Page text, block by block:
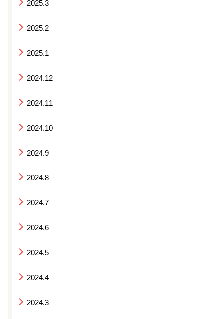
2025.3
2025.2
2025.1
2024.12
2024.11
2024.10
2024.9
2024.8
2024.7
2024.6
2024.5
2024.4
2024.3